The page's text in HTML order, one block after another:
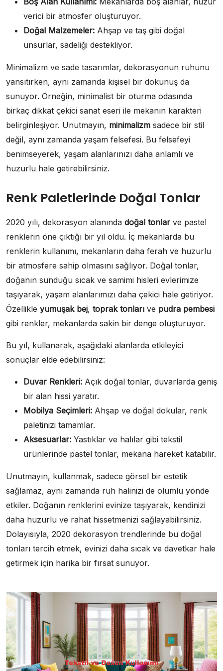
verici bir atmosfer oluşturuyor.
Doğal Malzemeler: Ahşap ve taş gibi doğal
unsurlar, sadeliği destekliyor.
Minimalizm ve sade tasarımlar, dekorasyonun ruhunu
yansıtırken, aynı zamanda kişisel bir dokunuş da
sunuyor. Örneğin, minimalist bir oturma odasında
birkaç dikkat çekici sanat eseri ile mekanın karakteri
belirginleşiyor. Unutmayın, minimalizm sadece bir stil
değil, aynı zamanda yaşam felsefesi. Bu felsefeyi
benimseyerek, yaşam alanlarınızı daha anlamlı ve
huzurlu hale getirebilirsiniz.
Renk Paletlerinde Doğal Tonlar
2020 yılı, dekorasyon alanında doğal tonlar ve pastel
renklerin öne çıktığı bir yıl oldu. İç mekanlarda bu
renklerin kullanımı, mekanların daha ferah ve huzurlu
bir atmosfere sahip olmasını sağlıyor. Doğal tonlar,
doğanın sunduğu sıcak ve samimi hisleri evlerimize
taşıyarak, yaşam alanlarımızı daha çekici hale getiriyor.
Özellikle yumuşak bej, toprak tonları ve pudra pembesi
gibi renkler, mekanlarda sakin bir denge oluşturuyor.
Bu yıl, kullanarak, aşağıdaki alanlarda etkileyici
sonuçlar elde edebilirsiniz:
Duvar Renkleri: Açık doğal tonlar, duvarlarda geniş
bir alan hissi yaratır.
Mobilya Seçimleri: Ahşap ve doğal dokular, renk
paletinizi tamamlar.
Aksesuarlar: Yastıklar ve halılar gibi tekstil
ürünlerinde pastel tonlar, mekana hareket katabilir.
Unutmayın, kullanmak, sadece görsel bir estetik
sağlamaz, aynı zamanda ruh halinizi de olumlu yönde
etkiler. Doğanın renklerini evinize taşıyarak, kendinizi
daha huzurlu ve rahat hissetmenizi sağlayabilirsiniz.
Dolayısıyla, 2020 dekorasyon trendlerinde bu doğal
tonları tercih etmek, evinizi daha sıcak ve davetkar hale
getirmek için harika bir fırsat sunuyor.